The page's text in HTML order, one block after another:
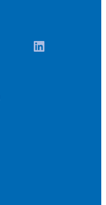
LinkedIn